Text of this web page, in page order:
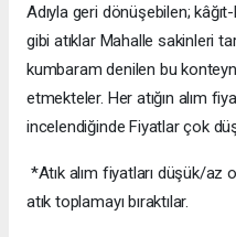
Adıyla geri dönüşebilen;
gibi atıklar Mahalle sakinleri
kumbaram denilen bu
etmekteler. Her atığın alım
incelendiğinde Fiyatlar çok
*Atık alım fiyatları düşük/az
atık toplamayı bıraktılar.